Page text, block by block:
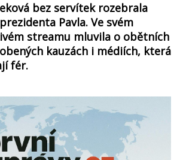
bez servítek rozebrala
Pavla. Ve svém
streamu mluvila o obětních
kauzách i médiích, která
fér.